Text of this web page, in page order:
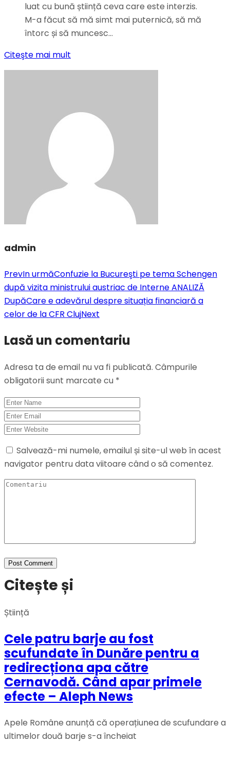
luat cu bună știință ceva care este interzis.
M-a făcut să mă simt mai puternică, să mă
întorc și să muncesc…
Citeşte mai mult
admin
PrevIn urmăConfuzie la Bucureşti pe tema Schengen
după vizita ministrului austriac de Interne ANALIZĂ
DupăCare e adevărul despre situația financiară a
celor de la CFR ClujNext
Lasă un comentariu
Adresa ta de email nu va fi publicată. Câmpurile
obligatorii sunt marcate cu *
Salvează-mi numele, emailul și site-ul web în acest
navigator pentru data viitoare când o să comentez.
Citește și
Știință
Cele patru barje au fost
scufundate în Dunăre pentru a
redirecționa apa către
Cernavodă. Când apar primele
efecte – Aleph News
Apele Române anunță că operațiunea de scufundare a
ultimelor două barje s-a încheiat